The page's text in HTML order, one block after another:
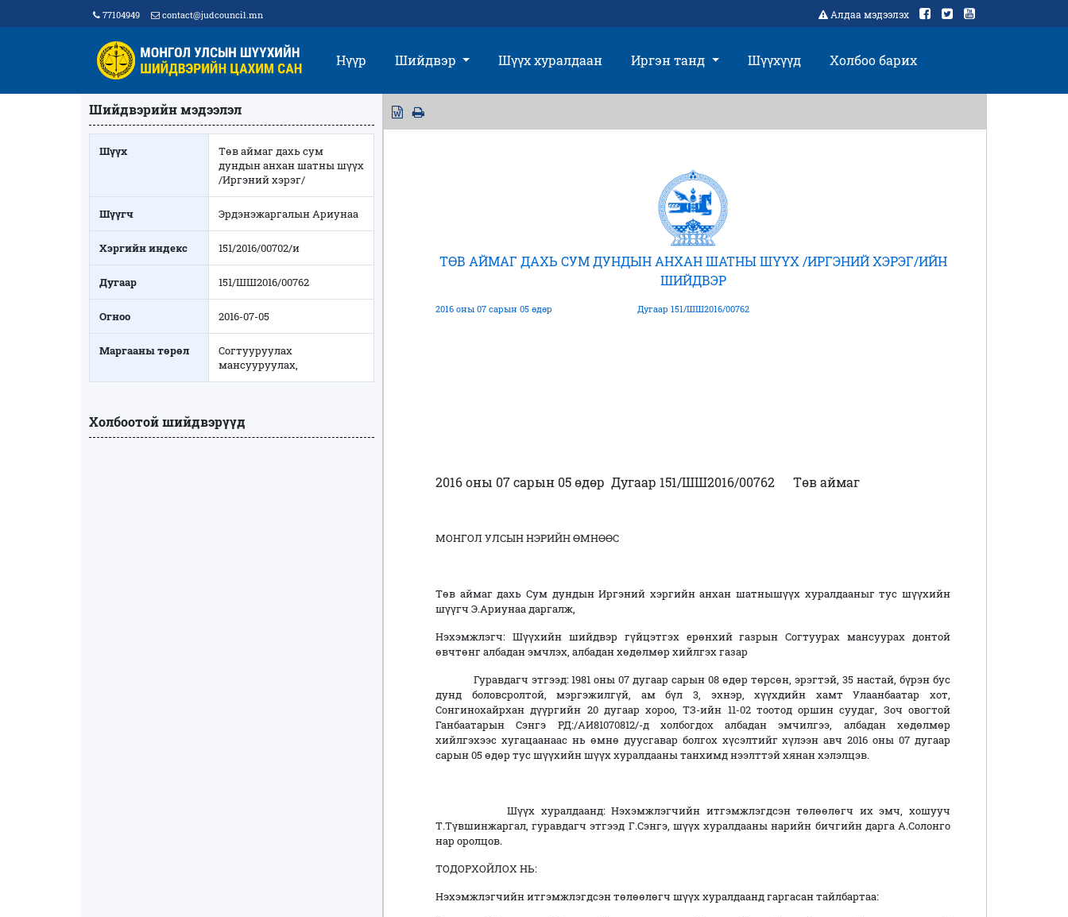
77104949 contact@judcouncil.mn Алдаа мэдээлэх
Нүүр Шийдвэр Шүүх хуралдаан Иргэн танд Шүүхүүд Холбоо барих
Шийдвэрийн мэдээлэл
Шүүх
Төв аймаг дахь сум
дундын анхан шатны шүүх
/Иргэний хэрэг/
Шүүгч Эрдэнэжаргалын Ариунаа
Хэргийн индекс 151/2016/00702/и
Дугаар 151/ШШ2016/00762
Огноо 2016-07-05
Маргааны төрөл
Согтууруулах
мансууруулах,
Холбоотой шийдвэрүүд
ТӨВ АЙМАГ ДАХЬ СУМ ДУНДЫН АНХАН ШАТНЫ ШҮҮХ /ИРГЭНИЙ ХЭРЭГ/ИЙН
ШИЙДВЭР
2016 оны 07 сарын 05 өдөр Дугаар 151/ШШ2016/00762
2016 оны 07 сарын 05 өдөр Дугаар 151/ШШ2016/00762 Төв аймаг
МОНГОЛ УЛСЫН НЭРИЙН ӨМНӨӨС
Төв аймаг дахь Сум дундын Иргэний хэргийн анхан шатнышүүх хуралдааныг тус шүүхийн
шүүгч Э.Ариунаа даргалж,
Нэхэмжлэгч: Шүүхийн шийдвэр гүйцэтгэх ерөнхий газрын Согтуурах мансуурах донтой
өвчтөнг албадан эмчлэх, албадан хөдөлмөр хийлгэх газар
Гуравдагч этгээд: 1981 оны 07 дугаар сарын 08 өдөр төрсөн, эрэгтэй, 35 настай, бүрэн бус
дунд боловсролтой, мэргэжилгүй, ам бүл 3, эхнэр, хүүхдийн хамт Улаанбаатар хот,
Сонгинохайрхан дүүргийн 20 дугаар хороо, ТЗ-ийн 11-02 тоотод оршин суудаг, Зоч овогтой
Ганбаатарын Сэнгэ РД:/АИ81070812/-д холбогдох албадан эмчилгээ, албадан хөдөлмөр
хийлгэхээс хугацаанаас нь өмнө дуусгавар болгох хүсэлтийг хүлээн авч 2016 оны 07 дугаар
сарын 05 өдөр тус шүүхийн шүүх хуралдааны танхимд нээлттэй хянан хэлэлцэв.
Шүүх хуралдаанд: Нэхэмжлэгчийн итгэмжлэгдсэн төлөөлөгч их эмч, хошууч
Т.Түвшинжаргал, гуравдагч этгээд Г.Сэнгэ, шүүх хуралдааны нарийн бичгийн дарга А.Солонго
нар оролцов.
ТОДОРХОЙЛОХ НЬ:
Нэхэмжлэгчийн итгэмжлэгдсэн төлөөлөгч шүүх хуралдаанд гаргасан тайлбартаа: